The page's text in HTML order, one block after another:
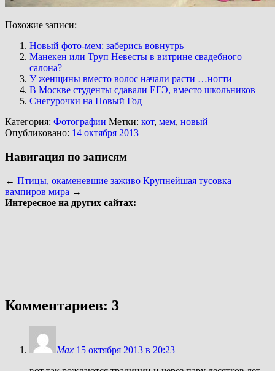
Похожие записи:
Новый фото-мем: заберись вовнутрь
Манекен или Труп Невесты в витрине свадебного
салона?
У женщины вместо волос начали расти …ногти
В Москве студенты сдавали ЕГЭ, вместо школьников
Снегурочки на Новый Год
Категория: Фотографии Метки: кот, мем, новый
Опубликовано: 14 октября 2013
Навигация по записям
← Птицы, окаменевшие заживо Крупнейшая тусовка
вампиров мира →
Интересное на других сайтах:
Комментариев: 3
Max 15 октября 2013 в 20:23